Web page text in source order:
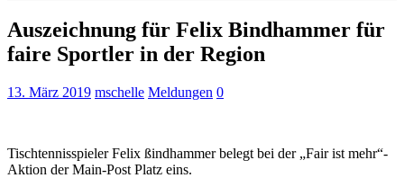
Auszeichnung für Felix Bindhammer für
faire Sportler in der Region
13. März 2019 mschelle Meldungen 0
Tischtennisspieler Felix ßindhammer belegt bei der „Fair ist mehr“-
Aktion der Main-Post Platz eins.